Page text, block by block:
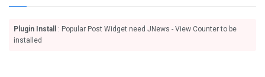
Plugin Install
: Popular Post Widget need JNews - View Counter to be
installed